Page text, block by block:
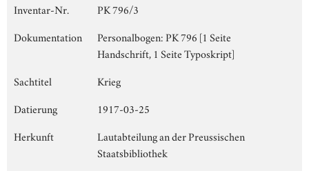
Inventar-Nr.
PK 796/3
Dokumentation
Personalbogen: PK 796 [1 Seite
Handschrift, 1 Seite Typoskript]
Sachtitel
Krieg
Datierung
1917-03-25
Herkunft
Lautabteilung an der Preussischen
Staatsbibliothek